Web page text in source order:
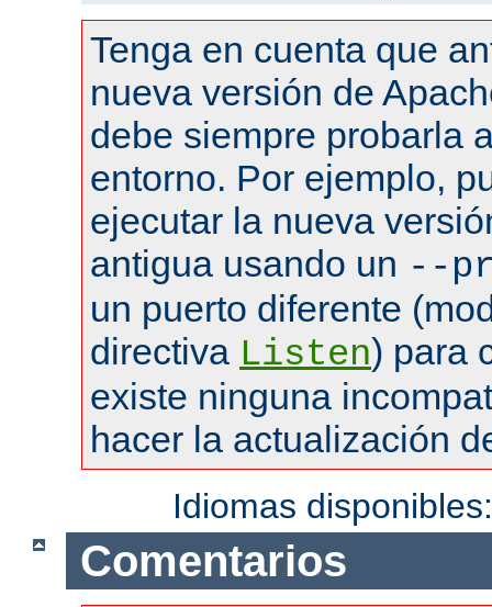
Tenga en cuenta que
nueva versión de
debe siempre probarla
entorno. Por ejemplo,
ejecutar la nueva
antigua usando un --
un puerto diferente
directiva Listen) para
existe ninguna
hacer la actualización
Idiomas
Comentarios